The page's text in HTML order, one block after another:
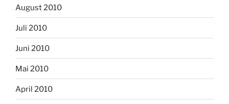
August 2010
Juli 2010
Juni 2010
Mai 2010
April 2010